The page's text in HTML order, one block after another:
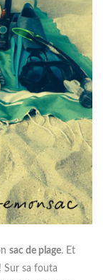
sac de plage. Et
Sur sa fouta